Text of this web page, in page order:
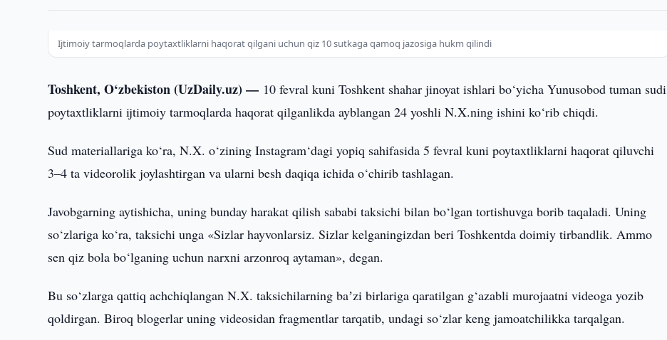
Ijtimoiy tarmoqlarda poytaxtliklarni haqorat qilgani uchun qiz 10 sutkaga qamoq jazosiga hukm qilindi
Toshkent, O‘zbekiston (UzDaily.uz) — 10 fevral kuni Toshkent shahar jinoyat ishlari bo‘yicha Yunusobod tuman sudi
poytaxtliklarni ijtimoiy tarmoqlarda haqorat qilganlikda ayblangan 24 yoshli N.X.ning ishini ko‘rib chiqdi.
Sud materiallariga ko‘ra, N.X. o‘zining Instagram‘dagi yopiq sahifasida 5 fevral kuni poytaxtliklarni haqorat qiluvchi
3–4 ta videorolik joylashtirgan va ularni besh daqiqa ichida o‘chirib tashlagan.
Javobgarning aytishicha, uning bunday harakat qilish sababi taksichi bilan bo‘lgan tortishuvga borib taqaladi. Uning
so‘zlariga ko‘ra, taksichi unga «Sizlar hayvonlarsiz. Sizlar kelganingizdan beri Toshkentda doimiy tirbandlik. Ammo
sen qiz bola bo‘lganing uchun narxni arzonroq aytaman», degan.
Bu so‘zlarga qattiq achchiqlangan N.X. taksichilarning baʼzi birlariga qaratilgan g‘azabli murojaatni videoga yozib
qoldirgan. Biroq blogerlar uning videosidan fragmentlar tarqatib, undagi so‘zlar keng jamoatchilikka tarqalgan.